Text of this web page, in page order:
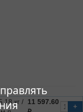
кг / 11 597.60
+